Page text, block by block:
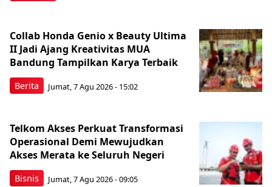
Berita
Collab Honda Genio x Beauty Ultima
II Jadi Ajang Kreativitas MUA
Bandung Tampilkan Karya Terbaik
Jumat, 7 Agu 2026 - 15:02
Bisnis
Telkom Akses Perkuat Transformasi
Operasional Demi Mewujudkan
Akses Merata ke Seluruh Negeri
Jumat, 7 Agu 2026 - 09:05